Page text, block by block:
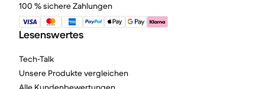
100 % sichere Zahlungen
Lesenswertes
Tech-Talk
Unsere Produkte vergleichen